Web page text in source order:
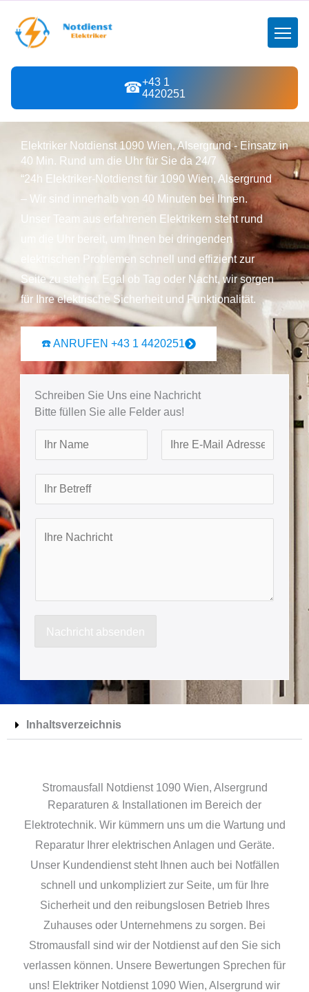
☎+43 1
4420251
Elektriker Notdienst 1090 Wien, Alsergrund - Einsatz in
40 Min. Rund um die Uhr für Sie da 24/7
“24h Elektriker-Notdienst für 1090 Wien, Alsergrund
– Wir sind innerhalb von 40 Minuten bei Ihnen.
Unser Team aus erfahrenen Elektrikern steht rund
um die Uhr bereit, um Ihnen bei dringenden
elektrischen Problemen schnell und effizient zur
Seite zu stehen. Egal ob Tag oder Nacht, wir sorgen
für Ihre elektrische Sicherheit und Funktionalität.
☎️ ANRUFEN +43 1 4420251
Schreiben Sie Uns eine Nachricht
Bitte füllen Sie alle Felder aus!
a
r
s
s
t
e
f
c
i
c
Nachricht absenden
Inhaltsverzeichnis
Stromausfall Notdienst 1090 Wien, Alsergrund
Reparaturen & Installationen im Bereich der
Elektrotechnik. Wir kümmern uns um die Wartung und
Reparatur Ihrer elektrischen Anlagen und Geräte.
Unser Kundendienst steht Ihnen auch bei Notfällen
schnell und unkompliziert zur Seite, um für Ihre
Sicherheit und den reibungslosen Betrieb Ihres
Zuhauses oder Unternehmens zu sorgen. Bei
Stromausfall sind wir der Notdienst auf den Sie sich
verlassen können. Unsere Bewertungen Sprechen für
uns! Elektriker Notdienst 1090 Wien, Alsergrund wir